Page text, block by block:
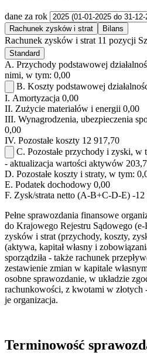
dane za rok
Rachunek zysków i strat Bilans
Rachunek zysków i strat 11 pozycji
Standard
A. Przychody podstawowej
nimi, w tym: 0,00
B. Koszty podstawowej
I. Amortyzacja 0,00
II. Zużycie materiałów i energii 0,00
III. Wynagrodzenia, ubezpieczenia
0,00
IV. Pozostałe koszty 12 917,70
C. Pozostałe przychody i zyski, w
- aktualizacja wartości aktywów
D. Pozostałe koszty i straty, w tym:
E. Podatek dochodowy 0,00
F. Zysk/strata netto (A-B+C-D-E) -12
Pełne sprawozdania finansowe
do Krajowego Rejestru Sądowego
zysków i strat (przychody, koszty,
(aktywa, kapitał własny i
sporządziła - także rachunek
zestawienie zmian w kapitale
osobne sprawozdanie, w układzie
rachunkowości, z kwotami w złotych
je organizacja.
Terminowość